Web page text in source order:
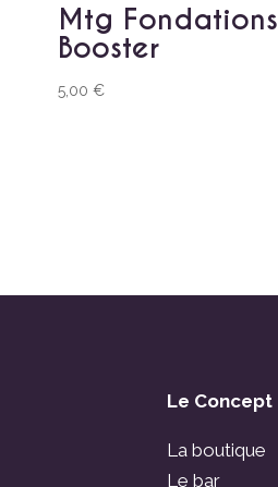
Mtg Fondations
Booster
5,00€
Le Concept
La boutique
Le bar